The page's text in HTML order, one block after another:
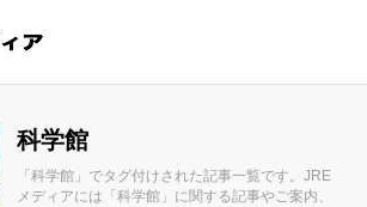
科学館
「科学館」でタグ付けされた記事一覧です。JRE
メディアには「科学館」に関する記事やご案内、